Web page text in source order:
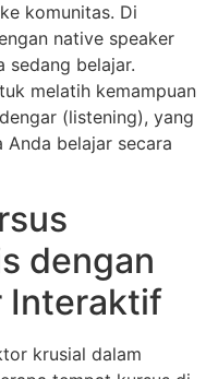
komunitas. Di
native speaker
sedang belajar.
melatih kemampuan
(listening), yang
belajar secara
dengan
Interaktif
krusial dalam